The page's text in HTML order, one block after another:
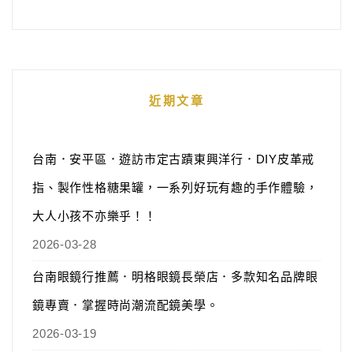
近期文章
台南．安平區．遊訪市定古蹟東興洋行．DIY皮革戒
指、製作性格糖果罐，一系列好玩有趣的手作體驗，
大人小孩不亦樂乎！！
2026-03-28
台南眼鏡行推薦．明格眼鏡長榮店．多款知名品牌眼
鏡專賣．掌握時尚潮流配鏡美學。
2026-03-19